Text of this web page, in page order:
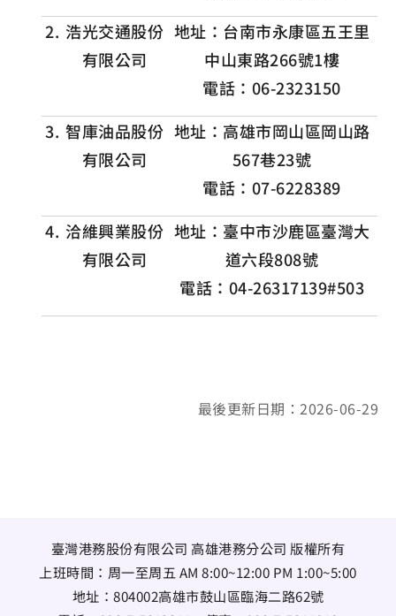
2. 浩光交通股份
有限公司
地址：台南市永康區五王里
中山東路266號1樓
電話：06-2323150
3. 智庫油品股份
有限公司
地址：高雄市岡山區岡山路
567巷23號
電話：07-6228389
4. 洽維興業股份
有限公司
地址：臺中市沙鹿區臺灣大
道六段808號
電話：04-26317139#503
最後更新日期：2026-06-29
臺灣港務股份有限公司 高雄港務分公司 版權所有
上班時間：周一至周五 AM 8:00~12:00 PM 1:00~5:00
地址： 804002高雄市鼓山區臨海二路62號